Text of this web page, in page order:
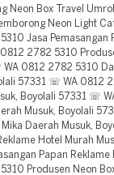
Neon Box Travel
Neon Light
Jasa Pemasangan
2782 5310
0812 2782 5310
57331 ☏ WA 0812
Boyolali 57331 ☏
Musuk, Boyolali
Daerah Musuk,
Hotel Murah
Papan Reklame
Produsen Neon